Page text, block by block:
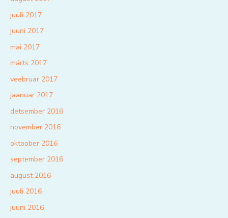
juuli 2017
juuni 2017
mai 2017
märts 2017
veebruar 2017
jaanuar 2017
detsember 2016
november 2016
oktoober 2016
september 2016
august 2016
juuli 2016
juuni 2016